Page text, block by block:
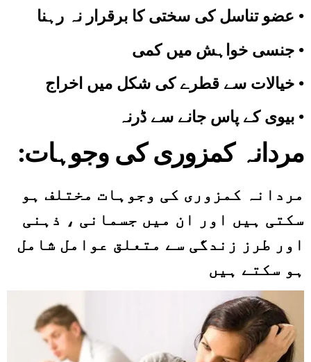
عضو تناسل کی سختی کا برقرار نہ رہنا •
•
•
•
:مردانہ کمزوری کی وجوہات
مردانہ کمزوری کی وجوہات مختلف ہو
سکتی ہیں اور ان میں جسمانی ، ذہنی
اور طرز زندگی سے متعلق عوامل شامل
ہو سکتے ہیں